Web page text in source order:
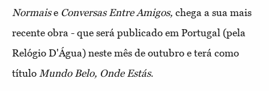
Normaise Conversas Entre Amigos, chega a sua mais
recente obra - que será publicado em Portugal (pela
Relógio D'Água) neste mês de outubro e terá como
título Mundo Belo, Onde Estás.